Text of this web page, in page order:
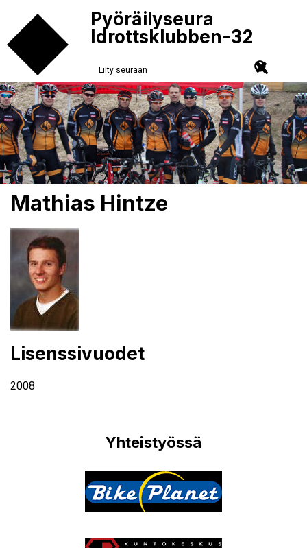
Pyöräilyseura
Idrottsklubben-32
Liity seuraan
Mathias Hintze
Lisenssivuodet
2008
Yhteistyössä